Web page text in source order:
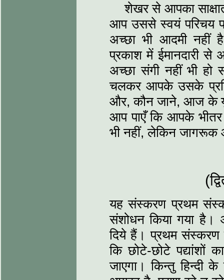
शेखर से आपका
आप उससे स्वयं परिचय
अच्छा भी आदमी
प्रकाश में ईमानदारी
अच्छा संगी नहीं भी
चलकर आपके उसके प्रति
और, कौन जाने, आज के
आप पाएँ कि आपके
भी नहीं, लेकिन जागरूक
यह संस्करण प्रथम
संशोधन किया गया है।
दिये हैं। प्रथम संस्करण
कि छोटे-छोटे पद्यांशों
जाएगा। किन्तु